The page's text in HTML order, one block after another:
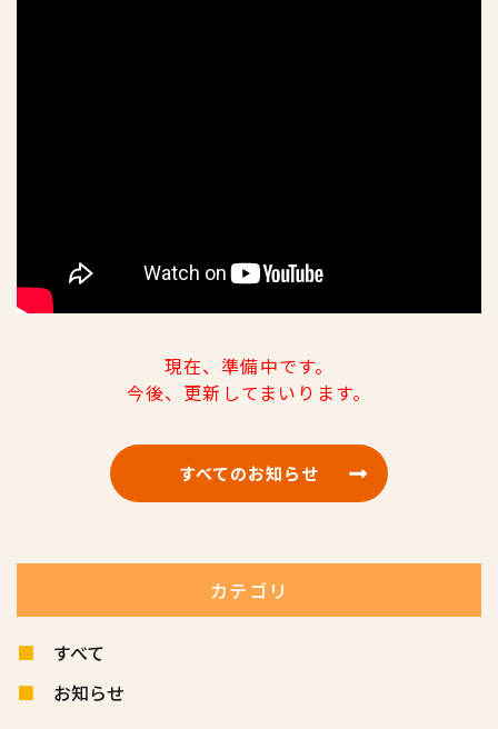
現在、準備中です。
今後、更新してまいります。
すべてのお知らせ
カテゴリ
すべて
お知らせ